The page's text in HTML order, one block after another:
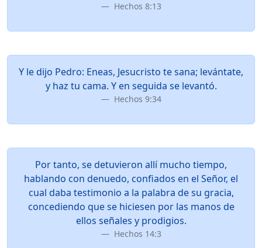
Hechos 8:13
Y le dijo Pedro: Eneas, Jesucristo te sana; levántate,
y haz tu cama. Y en seguida se levantó.
Hechos 9:34
Por tanto, se detuvieron allí mucho tiempo,
hablando con denuedo, confiados en el Señor, el
cual daba testimonio a la palabra de su gracia,
concediendo que se hiciesen por las manos de
ellos señales y prodigios.
Hechos 14:3